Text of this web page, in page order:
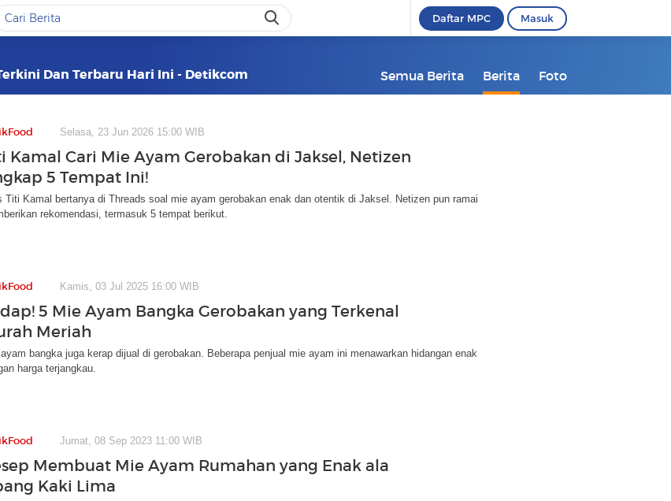
Daftar MPC Masuk
Dan Terbaru Hari Ini - Detikcom Semua Berita Berita Foto
Selasa, 23 Jun 2026 15:00 WIB
Kamal Cari Mie Ayam Gerobakan di Jaksel, Netizen
5 Tempat Ini!
Titi Kamal bertanya di Threads soal mie ayam gerobakan enak dan otentik di Jaksel. Netizen pun ramai
rekomendasi, termasuk 5 tempat berikut.
Kamis, 03 Jul 2025 16:00 WIB
5 Mie Ayam Bangka Gerobakan yang Terkenal
Meriah
bangka juga kerap dijual di gerobakan. Beberapa penjual mie ayam ini menawarkan hidangan enak
harga terjangkau.
Jumat, 08 Sep 2023 11:00 WIB
Membuat Mie Ayam Rumahan yang Enak ala
Kaki Lima